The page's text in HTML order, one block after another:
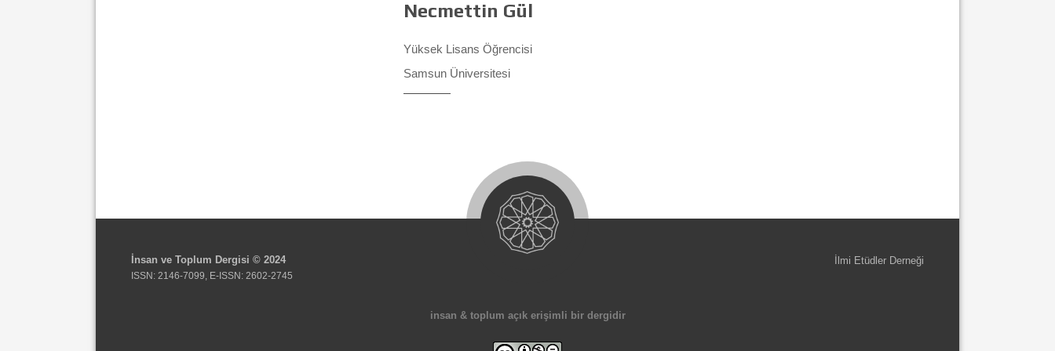
Necmettin Gül
Yüksek Lisans Öğrencisi
Samsun Üniversitesi
İnsan ve Toplum Dergisi © 2024
ISSN: 2146-7099, E-ISSN: 2602-2745
İlmi Etüdler Derneği
insan & toplum açık erişimli bir dergidir